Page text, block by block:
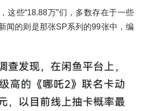
这些“18.88万”们，多数存在于一些
闻的则是那张SP系列的99张中，编